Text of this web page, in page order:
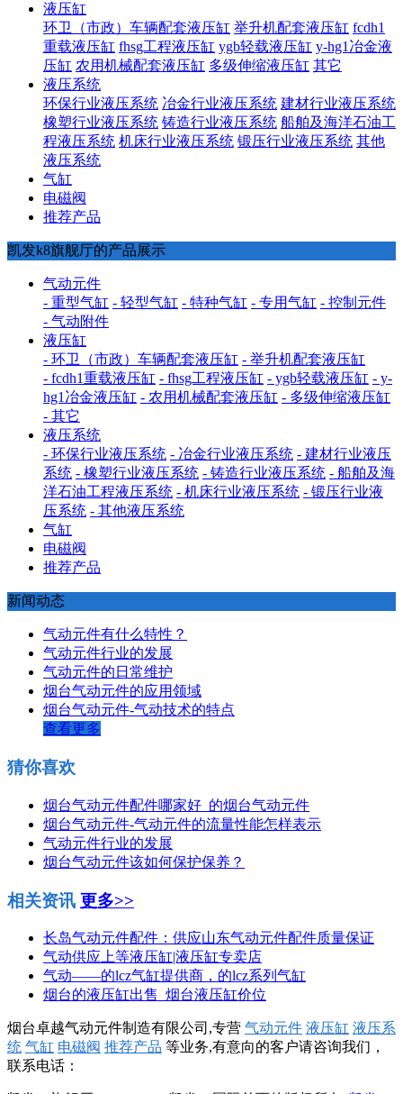
液压缸
环卫（市政）车辆配套液压缸 举升机配套液压缸 fcdh1
重载液压缸 fhsg工程液压缸 ygb轻载液压缸 y-hg1冶金液
压缸 农用机械配套液压缸 多级伸缩液压缸 其它
液压系统
环保行业液压系统 冶金行业液压系统 建材行业液压系统
橡塑行业液压系统 铸造行业液压系统 船舶及海洋石油工
程液压系统 机床行业液压系统 锻压行业液压系统 其他
液压系统
气缸
电磁阀
推荐产品
凯发k8旗舰厅的产品展示
气动元件
- 重型气缸 - 轻型气缸 - 特种气缸 - 专用气缸 - 控制元件
- 气动附件
液压缸
- 环卫（市政）车辆配套液压缸 - 举升机配套液压缸
- fcdh1重载液压缸 - fhsg工程液压缸 - ygb轻载液压缸 - y-
hg1冶金液压缸 - 农用机械配套液压缸 - 多级伸缩液压缸
- 其它
液压系统
- 环保行业液压系统 - 冶金行业液压系统 - 建材行业液压
系统 - 橡塑行业液压系统 - 铸造行业液压系统 - 船舶及海
洋石油工程液压系统 - 机床行业液压系统 - 锻压行业液
压系统 - 其他液压系统
气缸
电磁阀
推荐产品
新闻动态
气动元件有什么特性？
气动元件行业的发展
气动元件的日常维护
烟台气动元件的应用领域
烟台气动元件-气动技术的特点
查看更多
猜你喜欢
烟台气动元件配件哪家好_的烟台气动元件
烟台气动元件-气动元件的流量性能怎样表示
气动元件行业的发展
烟台气动元件该如何保护保养？
相关资讯 更多>>
长岛气动元件配件：供应山东气动元件配件质量保证
气动供应上等液压缸|液压缸专卖店
气动——的lcz气缸提供商，的lcz系列气缸
烟台的液压缸出售_烟台液压缸价位
烟台卓越气动元件制造有限公司,专营 气动元件 液压缸 液压系
统 气缸 电磁阀 推荐产品 等业务,有意向的客户请咨询我们，
联系电话：